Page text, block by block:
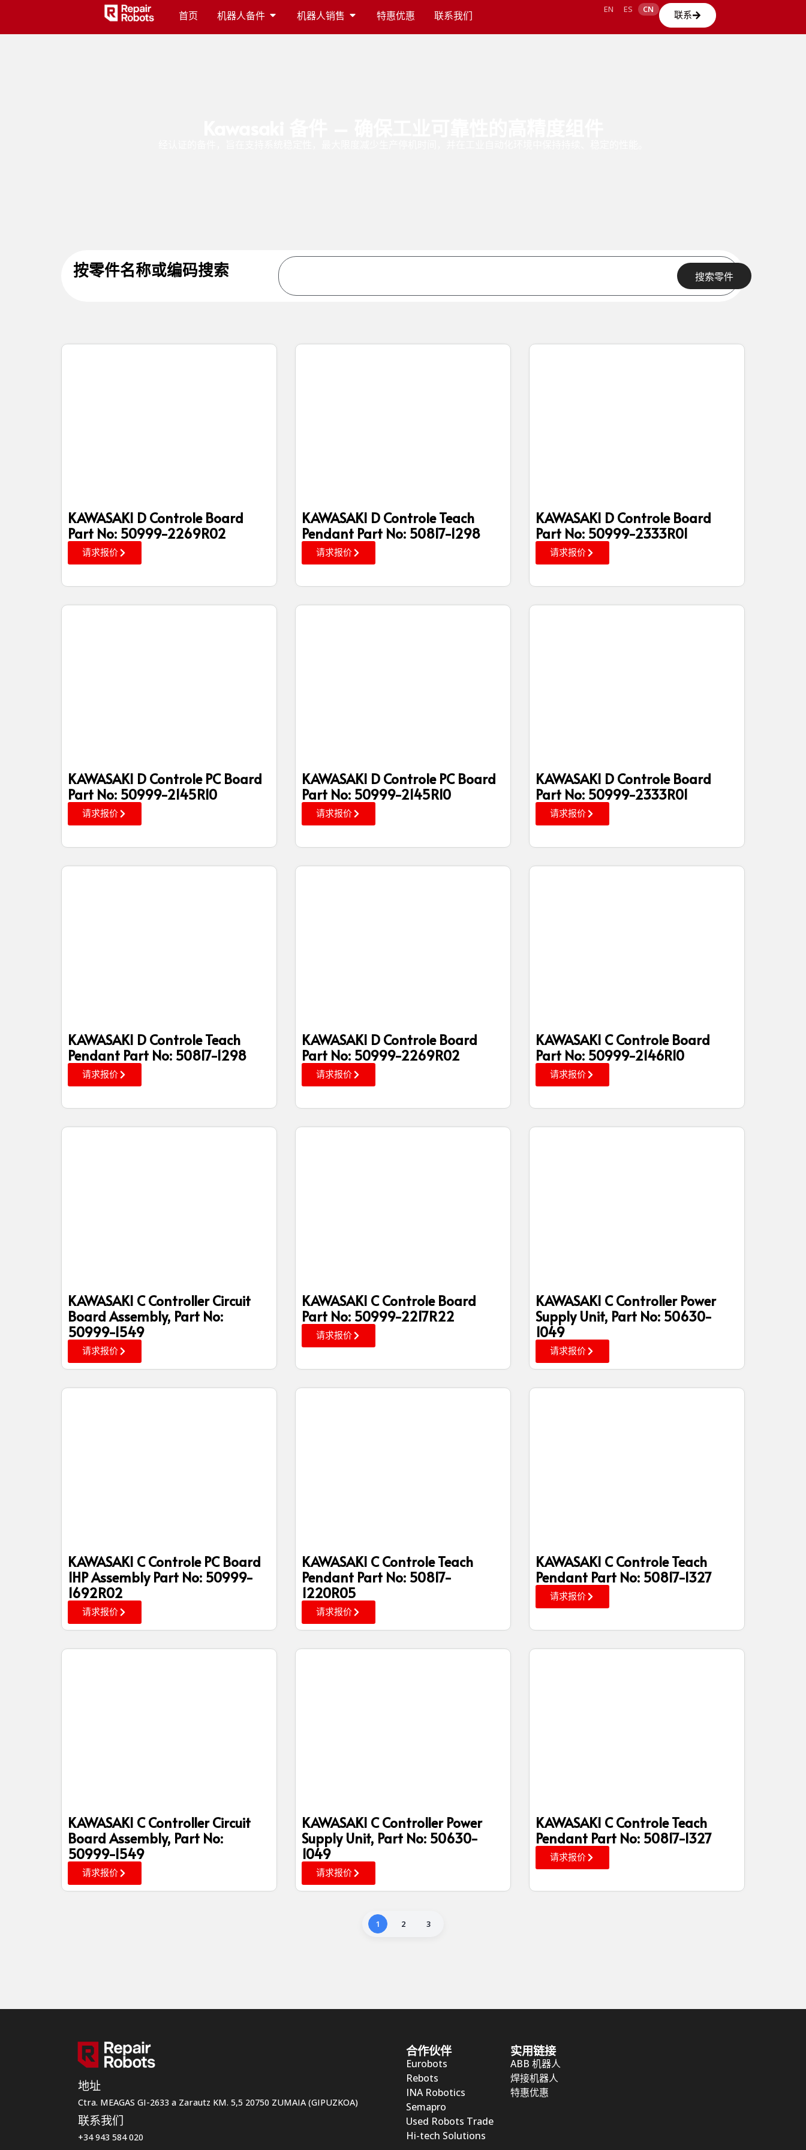
首页 机器人备件 机器人销售 特惠优惠 联系我们 EN ES CN
联系
按零件名称或编码搜索 搜索零件
KAWASAKI D Controle Board
Part No: 50999-2269R02
请求报价
KAWASAKI D Controle Teach
Pendant Part No: 50817-1298
请求报价
KAWASAKI D Controle Board
Part No: 50999-2333R01
请求报价
KAWASAKI D Controle PC Board
Part No: 50999-2145R10
请求报价
KAWASAKI D Controle PC Board
Part No: 50999-2145R10
请求报价
KAWASAKI D Controle Board
Part No: 50999-2333R01
请求报价
KAWASAKI D Controle Teach
Pendant Part No: 50817-1298
请求报价
KAWASAKI D Controle Board
Part No: 50999-2269R02
请求报价
KAWASAKI C Controle Board
Part No: 50999-2146R10
请求报价
KAWASAKI C Controller Circuit
Board Assembly, Part No:
50999-1549
请求报价
KAWASAKI C Controle Board
Part No: 50999-2217R22
请求报价
KAWASAKI C Controller Power
Supply Unit, Part No: 50630-
1049
请求报价
KAWASAKI C Controle PC Board
1HP Assembly Part No: 50999-
1692R02
请求报价
KAWASAKI C Controle Teach
Pendant Part No: 50817-
1220R05
请求报价
KAWASAKI C Controle Teach
Pendant Part No: 50817-1327
请求报价
KAWASAKI C Controller Circuit
Board Assembly, Part No:
50999-1549
请求报价
KAWASAKI C Controller Power
Supply Unit, Part No: 50630-
1049
请求报价
KAWASAKI C Controle Teach
Pendant Part No: 50817-1327
请求报价
1 2 3
地址
Ctra. MEAGAS GI-2633 a Zarautz KM. 5,5 20750 ZUMAIA (GIPUZKOA)
联系我们
+34 943 584 020
合作伙伴
Eurobots
Rebots
INA Robotics
Semapro
Used Robots Trade
Hi-tech Solutions
实用链接
ABB 机器人
焊接机器人
特惠优惠